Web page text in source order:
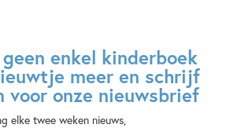
enkel kinderboek
meer en schrijf
voor onze nieuwsbrief
elke twee weken nieuws,